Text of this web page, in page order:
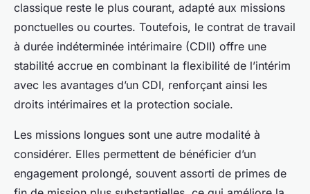
classique reste le plus courant, adapté aux missions
ponctuelles ou courtes. Toutefois, le contrat de travail
à durée indéterminée intérimaire (CDII) offre une
stabilité accrue en combinant la flexibilité de l’intérim
avec les avantages d’un CDI, renforçant ainsi les
droits intérimaires et la protection sociale.
Les missions longues sont une autre modalité à
considérer. Elles permettent de bénéficier d’un
engagement prolongé, souvent assorti de primes de